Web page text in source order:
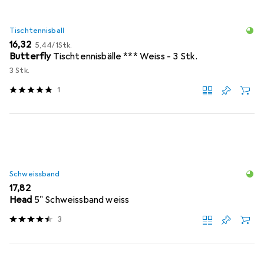
Tischtennisball
EUR
16,32 EUR
5,44/1Stk.
Butterfly Tischtennisbälle *** Weiss - 3 Stk.
3 Stk.
1
Schweissband
EUR
17,82
Head 5" Schweissband weiss
3